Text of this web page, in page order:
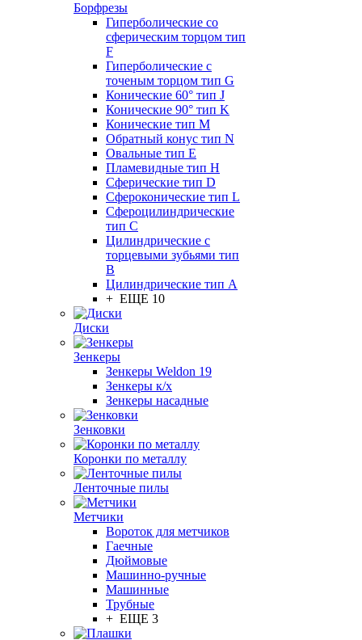
Борфрезы
Гиперболические cо
сферическим торцом тип
F
Гиперболические с
точеным торцом тип G
Конические 60° тип J
Конические 90° тип K
Конические тип M
Обратный конус тип N
Овальные тип E
Пламевидные тип H
Сферические тип D
Сфероконические тип L
Сфероцилиндрические
тип C
Цилиндрические с
торцевыми зубьями тип
B
Цилиндрические тип А
+ ЕЩЕ 10
Диски
Зенкеры
Зенкеры Weldon 19
Зенкеры к/х
Зенкеры насадные
Зенковки
Коронки по металлу
Ленточные пилы
Метчики
Вороток для метчиков
Гаечные
Дюймовые
Машинно-ручные
Машинные
Трубные
+ ЕЩЕ 3